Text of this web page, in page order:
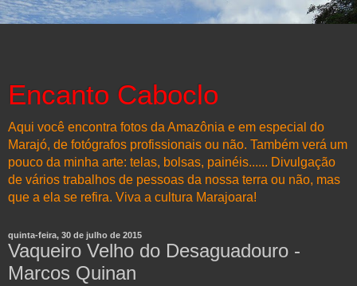
Encanto Caboclo
Aqui você encontra fotos da Amazônia e em especial do
Marajó, de fotógrafos profissionais ou não. Também verá um
pouco da minha arte: telas, bolsas, painéis...... Divulgação
de vários trabalhos de pessoas da nossa terra ou não, mas
que a ela se refira. Viva a cultura Marajoara!
quinta-feira, 30 de julho de 2015
Vaqueiro Velho do Desaguadouro -
Marcos Quinan